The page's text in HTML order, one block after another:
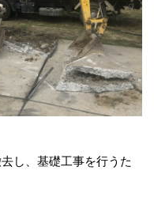
し、基礎工事を行うた